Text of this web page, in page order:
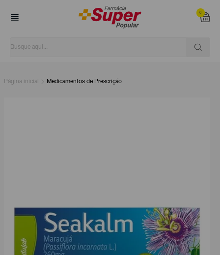
0
Página inicial Medicamentos de Prescrição